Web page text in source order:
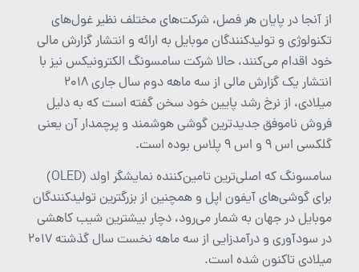
از آنجا در پایان هر فصل، شرکت‌های مختلف نظیر غول‌های
تکنولوژی و تولیدکنندگان موبایل به ارائه و انتشار گزارش مالی
خود اقدام می‌کنند، حالا شرکت سامسونگ الکترونیکس نیز با
انتشار یک گزارش مالی از سه ماهه دوم سال جاری 2018
میلادی، از نرخ رشد پایین خود سخن گفته است که به دلیل
فروش ناموفق جدیدترین گوشی هوشمند و پرچمدار آن یعنی
گلکسی اس 9 و اس 9 پلاس بوده است.
سامسونگ که اصلی‌ترین تامین‌کننده نمایشگر اولد (OLED)
برای گوشی‌های آیفون اپل و همچنین از بزرگترین تولیدکنندگان
موبایل در جهان به شمار می‌رود، دچار بیشترین شیب کاهشی
در سودآوری و درآمدزایی از سه ماهه نخست سال گذشته 2017
میلادی تاکنون شده است.